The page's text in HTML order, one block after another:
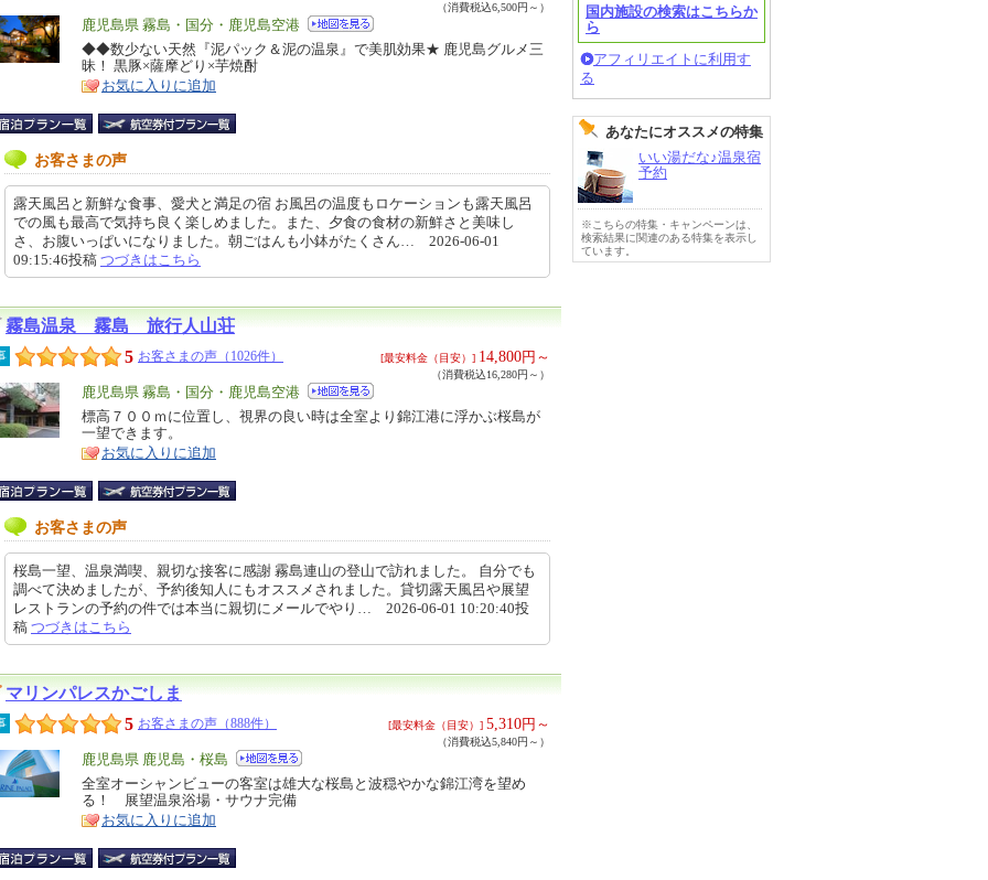
（消費税込6,500円～）
エ
リ
ア
鹿児島県 霧島・国分・鹿児島空港
特
徴
◆◆数少ない天然『泥パック＆泥の温泉』で美肌効果★ 鹿児島グルメ三
昧！ 黒豚×薩摩どり×芋焼酎
お気に入りに追加
お客さまの声
露天風呂と新鮮な食事、愛犬と満足の宿 お風呂の温度もロケーションも露天風呂
での風も最高で気持ち良く楽しめました。また、夕食の食材の新鮮さと美味し
さ、お腹いっぱいになりました。朝ごはんも小鉢がたくさん… 2026-06-01
09:15:46投稿 つづきはこちら
霧島温泉 霧島 旅行人山荘
5 お客さまの声（1026件） [最安料金（目安）] 14,800円～
（消費税込16,280円～）
エ
リ
ア
鹿児島県 霧島・国分・鹿児島空港
特
徴
標高７００ｍに位置し、視界の良い時は全室より錦江港に浮かぶ桜島が
一望できます。
お気に入りに追加
お客さまの声
桜島一望、温泉満喫、親切な接客に感謝 霧島連山の登山で訪れました。 自分でも
調べて決めましたが、予約後知人にもオススメされました。貸切露天風呂や展望
レストランの予約の件では本当に親切にメールでやり… 2026-06-01 10:20:40投
稿 つづきはこちら
マリンパレスかごしま
5 お客さまの声（888件） [最安料金（目安）] 5,310円～
（消費税込5,840円～）
エ
リ
ア
鹿児島県 鹿児島・桜島
特
徴
全室オーシャンビューの客室は雄大な桜島と波穏やかな錦江湾を望め
る！ 展望温泉浴場・サウナ完備
お気に入りに追加
国内施設の検索はこちらか
ら
アフィリエイトに利用す
る
あなたにオススメの特集
いい湯だな♪温泉宿
予約
※こちらの特集・キャンペーンは、
検索結果に関連のある特集を表示し
ています。